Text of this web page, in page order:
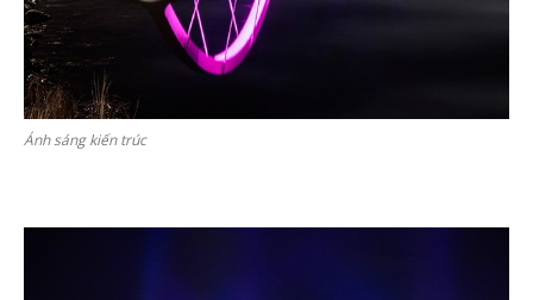
Ánh sáng kiến trúc